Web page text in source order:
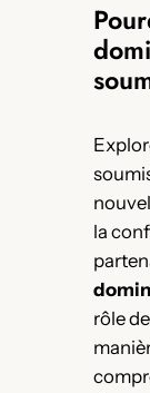
la
rôle